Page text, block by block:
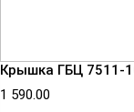
Крышка ГБЦ 7511-
1 590.00